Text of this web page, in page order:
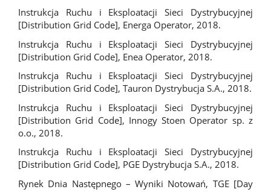
Instrukcja Ruchu i Eksploatacji Sieci Dystrybucyjnej
[Distribution Grid Code], Energa Operator, 2018.
Instrukcja Ruchu i Eksploatacji Sieci Dystrybucyjnej
[Distribution Grid Code], Enea Operator, 2018.
Instrukcja Ruchu i Eksploatacji Sieci Dystrybucyjnej
[Distribution Grid Code], Tauron Dystrybucja S.A., 2018.
Instrukcja Ruchu i Eksploatacji Sieci Dystrybucyjnej
[Distribution Grid Code], Innogy Stoen Operator sp. z
o.o., 2018.
Instrukcja Ruchu i Eksploatacji Sieci Dystrybucyjnej
[Distribution Grid Code], PGE Dystrybucja S.A., 2018.
Rynek Dnia Następnego – Wyniki Notowań, TGE [Day